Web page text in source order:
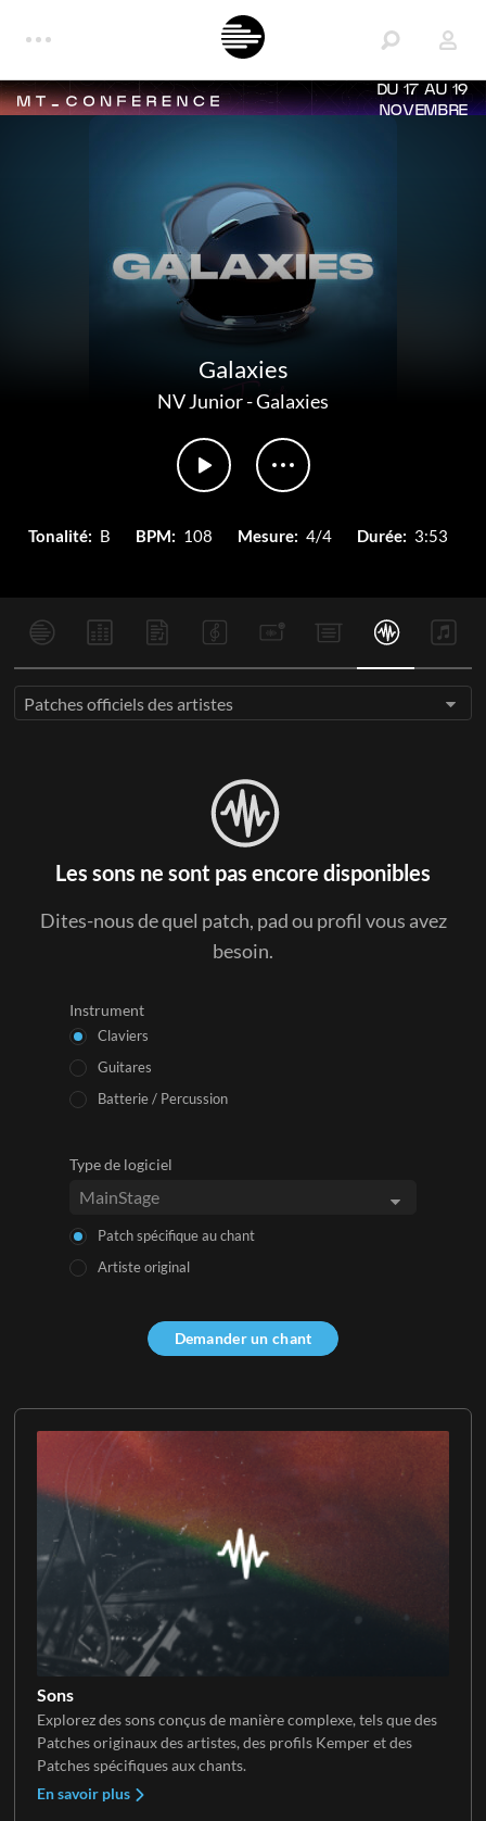
DU 17 AU 19
NOVEMBRE
Galaxies
NV Junior-Galaxies
Tonalité: B BPM: 108 Mesure: 4/4 Durée: 3:53
Sons
Explorez des sons conçus de manière complexe, tels que des
Patches originaux des artistes, des profils Kemper et des
Patches spécifiques aux chants.
En savoir plus
Patches officiels des artistes
Les sons ne sont pas encore disponibles
Dites-nous de quel patch, pad ou profil vous avez
besoin.
Instrument
Claviers
Guitares
Batterie / Percussion
Type de logiciel
Patch spécifique au chant
Artiste original
Demander un chant